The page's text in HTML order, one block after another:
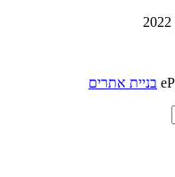
בניית אתרים